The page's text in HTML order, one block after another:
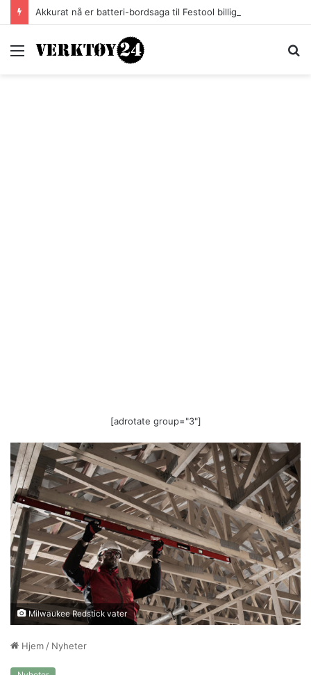
Akkurat nå er batteri-bordsaga til Festool billigere
Meny
[adrotate group="3"]
Milwaukee Redstick vater
Hjem/ Nyheter